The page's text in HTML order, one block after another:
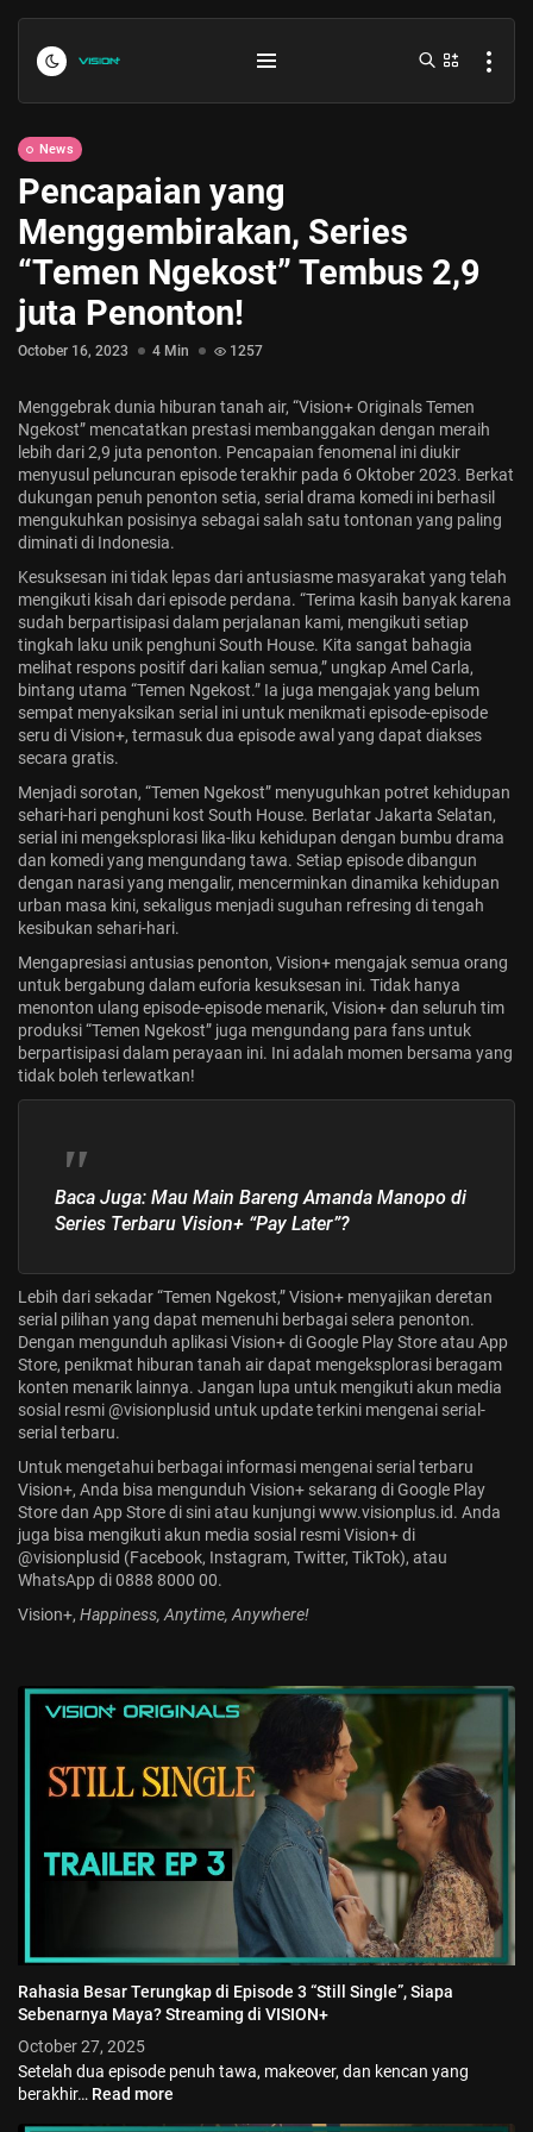
Indonesia vs Kamboja Hari Ini...
Formula 1 Hungarian Grand Prix...
July 23, 2026 4 Min
July 22, 2026 3 Min
News
Pencapaian yang
Menggembirakan, Series
“Temen Ngekost” Tembus 2,9
juta Penonton!
October 16, 2023 4 Min 1257
Rahasia Besar Terungkap di Episode 3 “Still Single”, Siapa
Sebenarnya Maya? Streaming di VISION+
October 27, 2025
Setelah dua episode penuh tawa, makeover, dan kencan yang
berakhir… Read more
Menggebrak dunia hiburan tanah air, “Vision+ Originals Temen
Ngekost” mencatatkan prestasi membanggakan dengan meraih
lebih dari 2,9 juta penonton. Pencapaian fenomenal ini diukir
menyusul peluncuran episode terakhir pada 6 Oktober 2023. Berkat
dukungan penuh penonton setia, serial drama komedi ini berhasil
mengukuhkan posisinya sebagai salah satu tontonan yang paling
diminati di Indonesia.
Kesuksesan ini tidak lepas dari antusiasme masyarakat yang telah
mengikuti kisah dari episode perdana. “Terima kasih banyak karena
sudah berpartisipasi dalam perjalanan kami, mengikuti setiap
tingkah laku unik penghuni South House. Kita sangat bahagia
melihat respons positif dari kalian semua,” ungkap Amel Carla,
bintang utama “Temen Ngekost.” Ia juga mengajak yang belum
sempat menyaksikan serial ini untuk menikmati episode-episode
seru di Vision+, termasuk dua episode awal yang dapat diakses
secara gratis.
Menjadi sorotan, “Temen Ngekost” menyuguhkan potret kehidupan
sehari-hari penghuni kost South House. Berlatar Jakarta Selatan,
serial ini mengeksplorasi lika-liku kehidupan dengan bumbu drama
dan komedi yang mengundang tawa. Setiap episode dibangun
dengan narasi yang mengalir, mencerminkan dinamika kehidupan
urban masa kini, sekaligus menjadi suguhan refresing di tengah
kesibukan sehari-hari.
Mengapresiasi antusias penonton, Vision+ mengajak semua orang
untuk bergabung dalam euforia kesuksesan ini. Tidak hanya
menonton ulang episode-episode menarik, Vision+ dan seluruh tim
produksi“Temen Ngekost” juga mengundang para fans untuk
berpartisipasi dalam perayaan ini. Ini adalah momen bersama yang
tidak boleh terlewatkan!
Baca Juga: Mau Main Bareng Amanda Manopo di
Series Terbaru Vision+ “Pay Later”?
Lebih dari sekadar “Temen Ngekost,” Vision+ menyajikan deretan
serial pilihan yang dapat memenuhi berbagai selera penonton.
Dengan mengunduh aplikasi Vision+ di Google Play Store atau App
Store, penikmat hiburan tanah air dapat mengeksplorasi beragam
konten menarik lainnya. Jangan lupa untuk mengikuti akun media
sosial resmi @visionplusid untuk update terkini mengenai serial-
serial terbaru.
Untuk mengetahui berbagai informasi mengenai serial terbaru
Vision+, Anda bisa mengunduh Vision+ sekarang di Google Play
Store dan App Store di sini atau kunjungiwww.visionplus.id. Anda
juga bisa mengikuti akun media sosial resmi Vision+ di
@visionplusid (Facebook, Instagram, Twitter, TikTok), atau
WhatsApp di 0888 8000 00.
Vision+, Happiness, Anytime, Anywhere!